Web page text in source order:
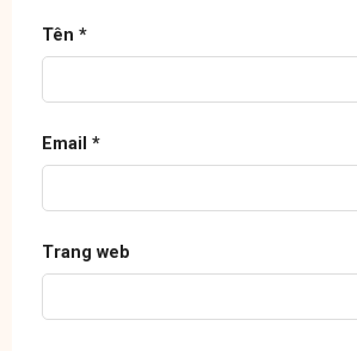
Tên *
Email *
Trang web